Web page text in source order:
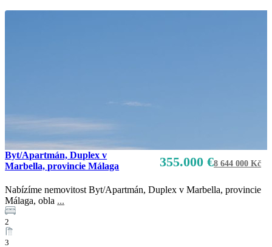
355.000 €8 644 000 Kč
Byt/Apartmán, Duplex v
Marbella, provincie Málaga
Nabízíme nemovitost Byt/Apartmán, Duplex v Marbella, provincie
Málaga, obla ...
2
3